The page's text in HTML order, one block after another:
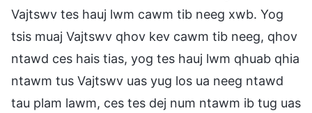
Vajtswv tes hauj lwm cawm tib neeg xwb. Yog
tsis muaj Vajtswv qhov kev cawm tib neeg, qhov
ntawd ces hais tias, yog tes hauj lwm qhuab qhia
ntawm tus Vajtswv uas yug los ua neeg ntawd
tau plam lawm, ces tes dej num ntawm ib tug uas